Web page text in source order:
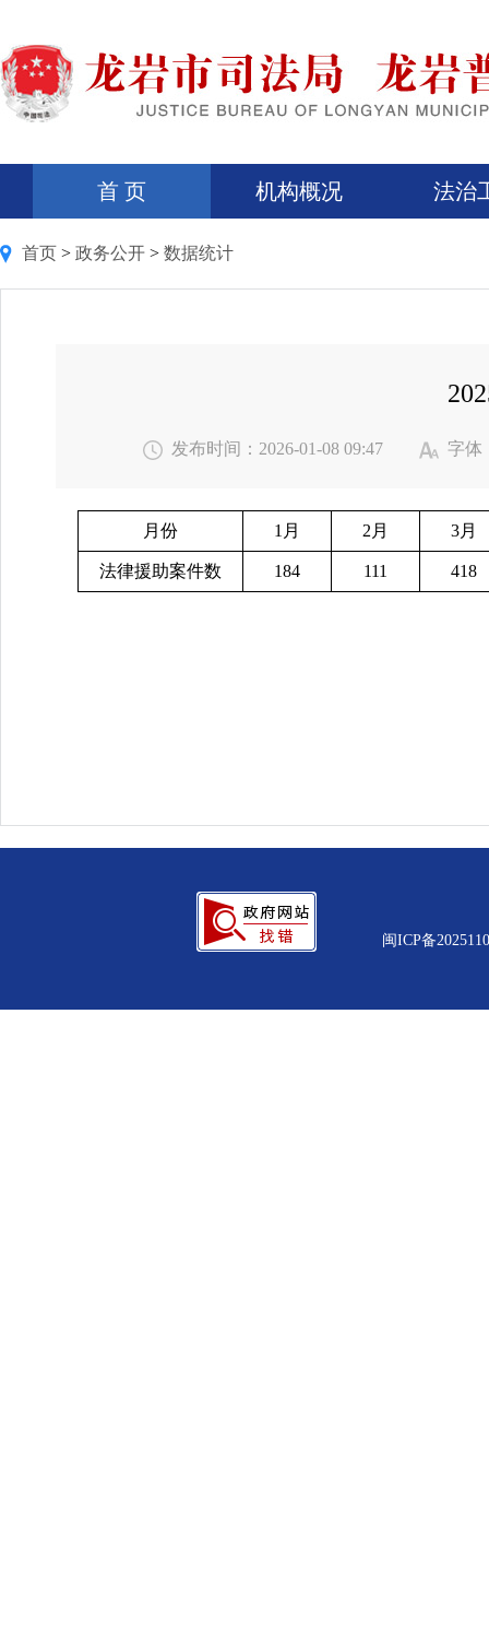
首 页 机构概况 法治
首页 > 政务公开 > 数据统计
发布时间：2026-01-08 09:47 字体
月份 1月 2月 3月
法律援助案件数 184 111 418
闽ICP备